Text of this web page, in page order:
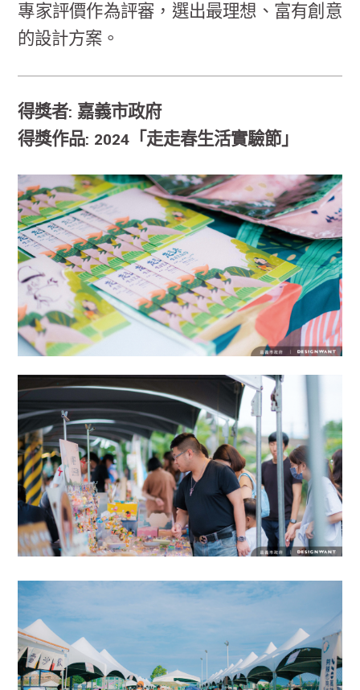
專家評價作為評審，選出最理想、富有創意
的設計方案。
得獎者: 嘉義市政府
得獎作品: 2024「走走春生活實驗節」